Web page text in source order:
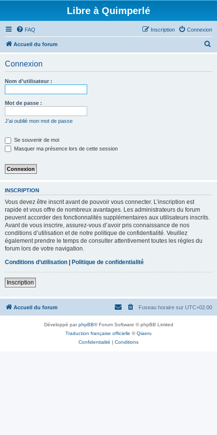
Libre à Quimperlé
FAQ Connexion
Inscription
Accueil du forum
Connexion
Nom d’utilisateur :
Mot de passe :
J’ai oublié mon mot de passe
Se souvenir de moi
Masquer ma présence lors de cette session
INSCRIPTION
Vous devez être inscrit avant de pouvoir vous connecter. L’inscription est
rapide et vous offre de nombreux avantages. Les administrateurs du forum
peuvent accorder des fonctionnalités supplémentaires aux utilisateurs inscrits.
Avant de vous inscrire, assurez-vous d’avoir pris connaissance de nos
conditions d’utilisation et de notre politique de confidentialité. Veuillez
également prendre le temps de consulter attentivement toutes les règles du
forum lors de votre navigation.
Conditions d’utilisation | Politique de confidentialité
Inscription
Accueil du forum Fuseau horaire sur UTC+02:00
Développé parphpBB® Forum Software © phpBB Limited
Traduction française officielle ©Qiaeru
Confidentialité | Conditions